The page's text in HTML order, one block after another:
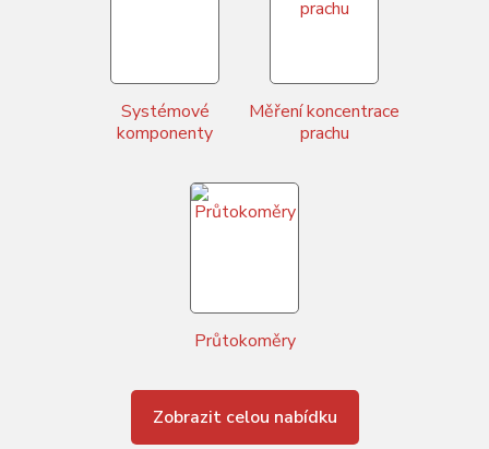
Systémové
komponenty
Měření koncentrace
prachu
Průtokoměry
Zobrazit celou nabídku